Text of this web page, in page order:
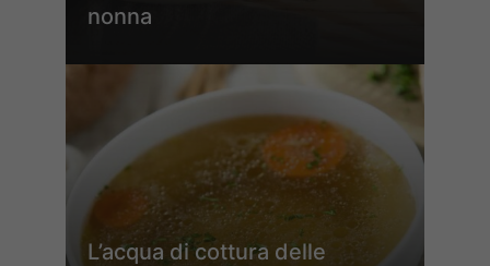
nonna
L’acqua di cottura delle